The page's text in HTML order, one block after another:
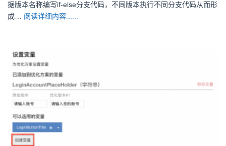
据版本名称编写if-else分支代码，不同版本执行不同分支代码从而形
成… 阅读详细内容......